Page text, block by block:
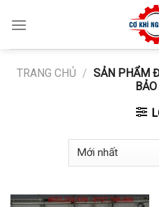
TRANG CHỦ / SẢN PHẨM
BẢO